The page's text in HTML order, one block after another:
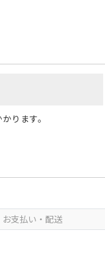
ります。
お支払い・配送